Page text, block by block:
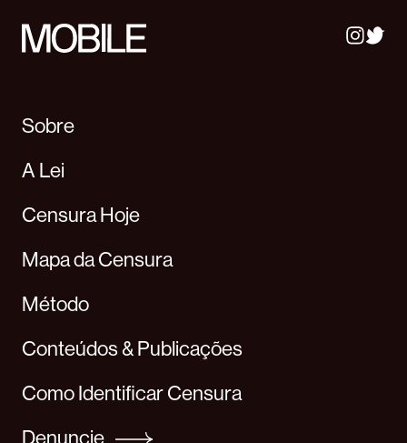
Sobre
A Lei
Censura Hoje
Mapa da Censura
Método
Conteúdos & Publicações
Como Identificar Censura
Denuncie